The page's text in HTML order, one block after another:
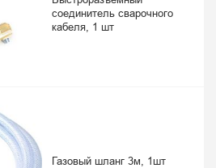
соединитель сварочного
кабеля, 1 шт
Газовый шланг 3м, 1шт